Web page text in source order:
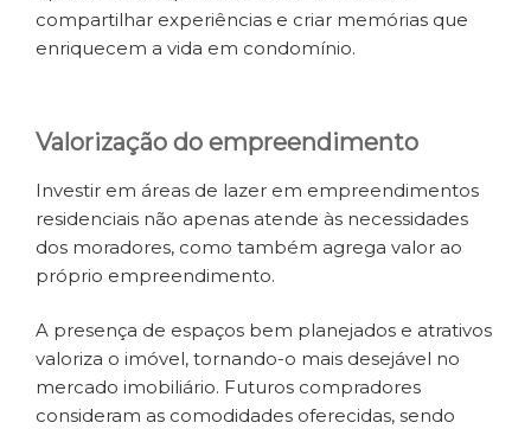
compartilhar experiências e criar memórias que
enriquecem a vida em condomínio.
Valorização do empreendimento
Investir em áreas de lazer em empreendimentos
residenciais não apenas atende às necessidades
dos moradores, como também agrega valor ao
próprio empreendimento.
A presença de espaços bem planejados e atrativos
valoriza o imóvel, tornando-o mais desejável no
mercado imobiliário. Futuros compradores
consideram as comodidades oferecidas, sendo